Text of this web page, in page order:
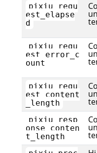
pixiu_requ
est_elapse
d
Co
un
pixiu_requ
est_error_c
ount
Co
un
pixiu_requ
est_content
_length
Co
un
pixiu_resp
onse_conten
t_length
Co
un